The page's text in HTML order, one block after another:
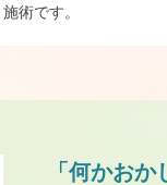
施術です。
「何かお